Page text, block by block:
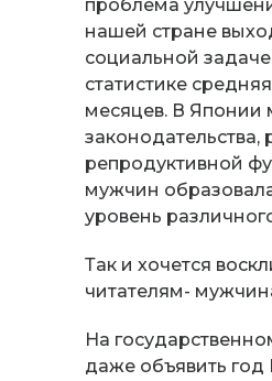
проблема
нашей стране
социальной
статистике
месяцев. В Японии
репродуктивной
мужчин
уровень
Так и хочется
читателям-
На
даже объявить год